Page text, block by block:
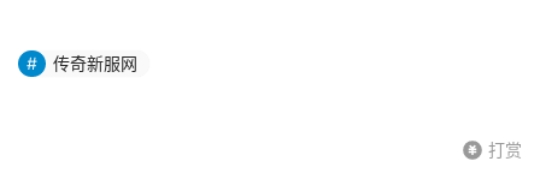
传奇新服网
打赏